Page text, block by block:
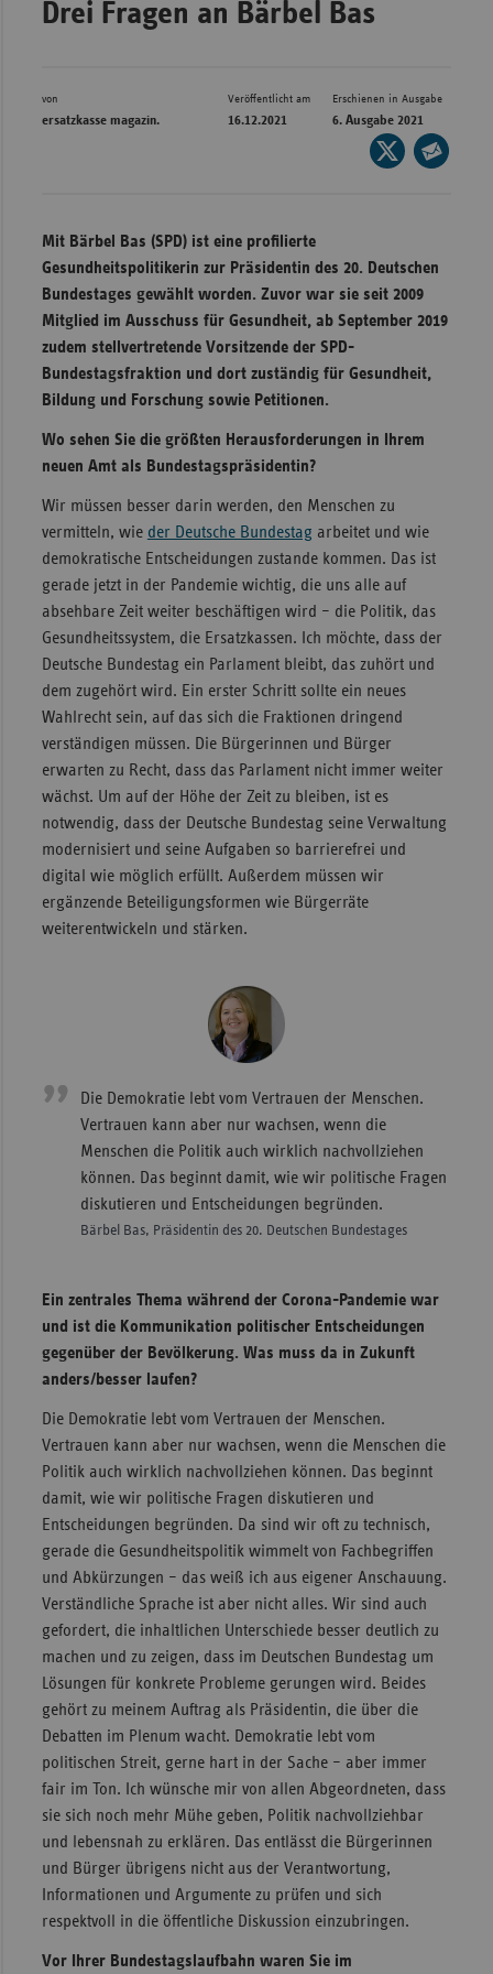
Drei Fragen an Bärbel Bas
von
ersatzkasse magazin.
Veröffentlicht am
16.12.2021
Erschienen in Ausgabe
6. Ausgabe 2021
Seite
auf
Mit Bärbel Bas (SPD) ist eine profilierte
Gesundheitspolitikerin zur Präsidentin des 20. Deutschen
Bundestages gewählt worden. Zuvor war sie seit 2009
Mitglied im Ausschuss für Gesundheit, ab September 2019
zudem stellvertretende Vorsitzende der SPD-
Bundestagsfraktion und dort zuständig für Gesundheit,
Bildung und Forschung sowie Petitionen.
Wo sehen Sie die größten Herausforderungen in Ihrem
neuen Amt als Bundestagspräsidentin?
Wir müssen besser darin werden, den Menschen zu
vermitteln, wie der Deutsche Bundestag arbeitet und wie
demokratische Entscheidungen zustande kommen. Das ist
gerade jetzt in der Pandemie wichtig, die uns alle auf
absehbare Zeit weiter beschäftigen wird – die Politik, das
Gesundheitssystem, die Ersatzkassen. Ich möchte, dass der
Deutsche Bundestag ein Parlament bleibt, das zuhört und
dem zugehört wird. Ein erster Schritt sollte ein neues
Wahlrecht sein, auf das sich die Fraktionen dringend
verständigen müssen. Die Bürgerinnen und Bürger
erwarten zu Recht, dass das Parlament nicht immer weiter
wächst. Um auf der Höhe der Zeit zu bleiben, ist es
notwendig, dass der Deutsche Bundestag seine Verwaltung
modernisiert und seine Aufgaben so barrierefrei und
digital wie möglich erfüllt. Außerdem müssen wir
ergänzende Beteiligungsformen wie Bürgerräte
weiterentwickeln und stärken.
Die Demokratie lebt vom Vertrauen der Menschen.
Vertrauen kann aber nur wachsen, wenn die
Menschen die Politik auch wirklich nachvollziehen
können. Das beginnt damit, wie wir politische Fragen
diskutieren und Entscheidungen begründen.
Bärbel Bas, Präsidentin des 20. Deutschen Bundestages
Ein zentrales Thema während der Corona-Pandemie war
und ist die Kommunikation politischer Entscheidungen
gegenüber der Bevölkerung. Was muss da in Zukunft
anders/besser laufen?
Die Demokratie lebt vom Vertrauen der Menschen.
Vertrauen kann aber nur wachsen, wenn die Menschen die
Politik auch wirklich nachvollziehen können. Das beginnt
damit, wie wir politische Fragen diskutieren und
Entscheidungen begründen. Da sind wir oft zu technisch,
gerade die Gesundheitspolitik wimmelt von Fachbegriffen
und Abkürzungen – das weiß ich aus eigener Anschauung.
Verständliche Sprache ist aber nicht alles. Wir sind auch
gefordert, die inhaltlichen Unterschiede besser deutlich zu
machen und zu zeigen, dass im Deutschen Bundestag um
Lösungen für konkrete Probleme gerungen wird. Beides
gehört zu meinem Auftrag als Präsidentin, die über die
Debatten im Plenum wacht. Demokratie lebt vom
politischen Streit, gerne hart in der Sache – aber immer
fair im Ton. Ich wünsche mir von allen Abgeordneten, dass
sie sich noch mehr Mühe geben, Politik nachvollziehbar
und lebensnah zu erklären. Das entlässt die Bürgerinnen
und Bürger übrigens nicht aus der Verantwortung,
Informationen und Argumente zu prüfen und sich
respektvoll in die öffentliche Diskussion einzubringen.
Vor Ihrer Bundestagslaufbahn waren Sie im